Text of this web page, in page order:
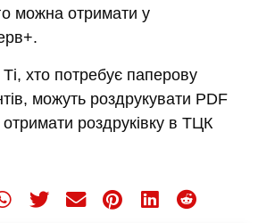
можна отримати у
Ті, хто потребує паперову
можуть роздрукувати PDF
роздруківку в ТЦК